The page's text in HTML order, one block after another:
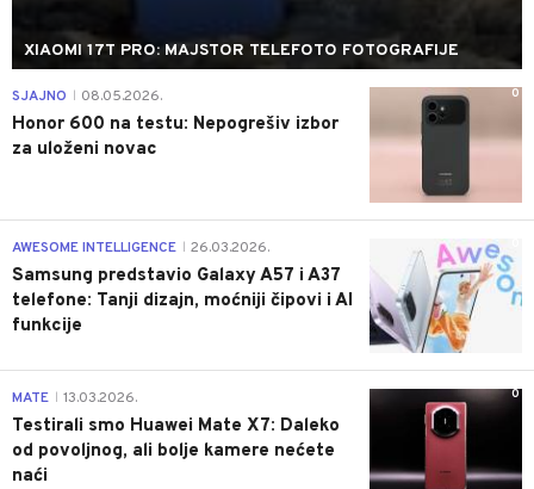
XIAOMI 17T PRO: MAJSTOR TELEFOTO FOTOGRAFIJE
0
SJAJNO 08.05.2026.
Honor 600 na testu: Nepogrešiv izbor
za uloženi novac
AWESOME INTELLIGENCE 26.03.2026.
Samsung predstavio Galaxy A57 i A37
telefone: Tanji dizajn, moćniji čipovi i AI
funkcije
0
MATE 13.03.2026.
Testirali smo Huawei Mate X7: Daleko
od povoljnog, ali bolje kamere nećete
naći